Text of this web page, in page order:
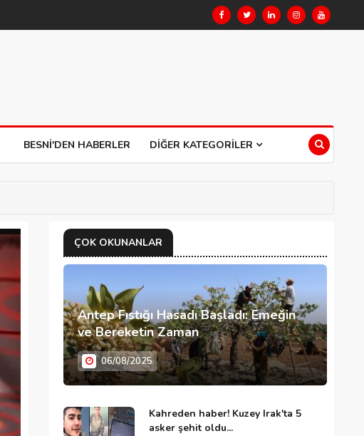
BESNI'DEN HABERLER DIĞER KATEGORILER
ÇOK OKUNANLAR
Antep Fıstığı Hasadı Başladı: Emeğin
ve Bereketin Zaman
06/08/2025
Kahreden haber! Kuzey Irak'ta 5
asker şehit oldu...